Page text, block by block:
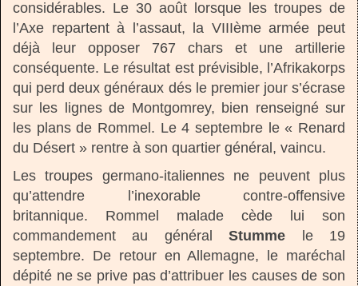
considérables. Le 30 août lorsque les troupes de
l’Axe repartent à l’assaut, la VIIIème armée peut
déjà leur opposer 767 chars et une artillerie
conséquente. Le résultat est prévisible, l’Afrikakorps
qui perd deux généraux dés le premier jour s’écrase
sur les lignes de Montgomrey, bien renseigné sur
les plans de Rommel. Le 4 septembre le « Renard
du Désert » rentre à son quartier général, vaincu.
Les troupes germano-italiennes ne peuvent plus
qu’attendre l’inexorable contre-offensive
britannique. Rommel malade cède lui son
commandement au généralStumme le 19
septembre. De retour en Allemagne, le maréchal
dépité ne se prive pas d’attribuer les causes de son